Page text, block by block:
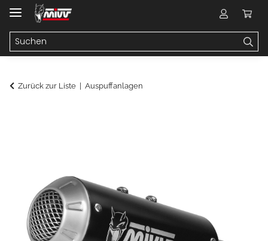
Zurück zur Liste Auspuffanlagen